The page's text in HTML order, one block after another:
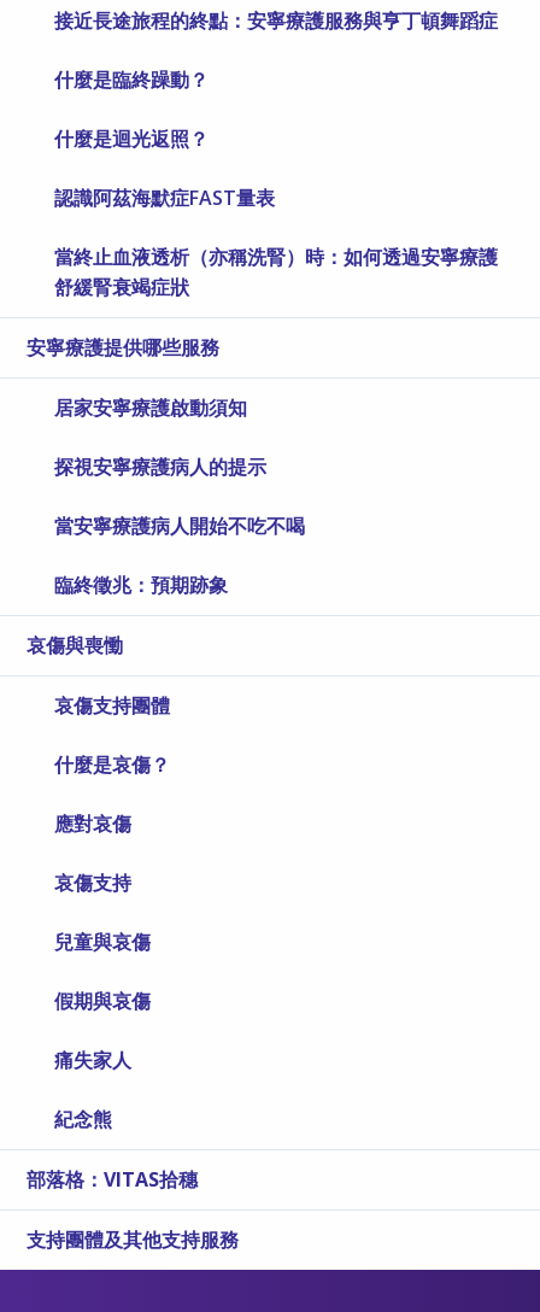
接近長途旅程的終點：安寧療護服務與亨丁頓舞蹈症
什麼是臨終躁動？
什麼是迴光返照？
認識阿茲海默症FAST量表
當終止血液透析（亦稱洗腎）時：如何透過安寧療護
舒緩腎衰竭症狀
安寧療護提供哪些服務
居家安寧療護啟動須知
探視安寧療護病人的提示
當安寧療護病人開始不吃不喝
臨終徵兆：預期跡象
哀傷與喪慟
哀傷支持團體
什麼是哀傷？
應對哀傷
哀傷支持
兒童與哀傷
假期與哀傷
痛失家人
紀念熊
部落格：VITAS拾穗
支持團體及其他支持服務